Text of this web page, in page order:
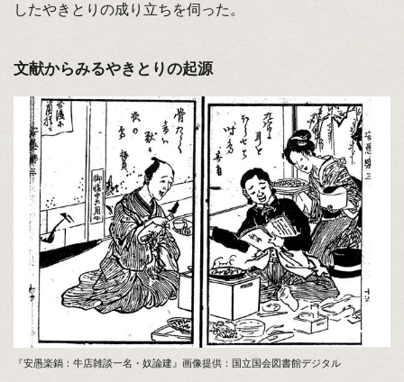
したやきとりの成り立ちを伺った。
文献からみるやきとりの起源
『安愚楽鍋：牛店雑談一名・奴論建』画像提供：国立国会図書館デジタル